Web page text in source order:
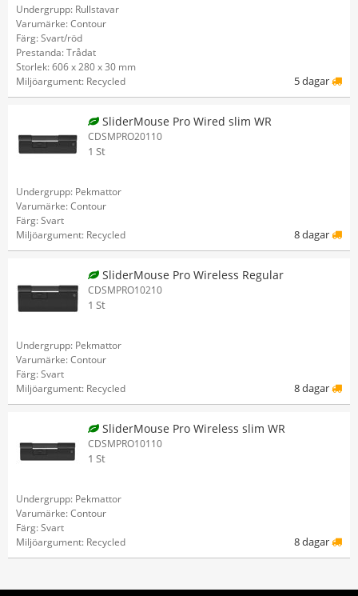
Undergrupp: Rullstavar
Varumärke: Contour
Färg: Svart/röd
Prestanda: Trådat
Storlek: 606 x 280 x 30 mm
Miljöargument: Recycled
5 dagar
SliderMouse Pro Wired slim WR
CDSMPRO20110
1 St
Undergrupp: Pekmattor
Varumärke: Contour
Färg: Svart
Miljöargument: Recycled
8 dagar
SliderMouse Pro Wireless Regular
CDSMPRO10210
1 St
Undergrupp: Pekmattor
Varumärke: Contour
Färg: Svart
Miljöargument: Recycled
8 dagar
SliderMouse Pro Wireless slim WR
CDSMPRO10110
1 St
Undergrupp: Pekmattor
Varumärke: Contour
Färg: Svart
Miljöargument: Recycled
8 dagar